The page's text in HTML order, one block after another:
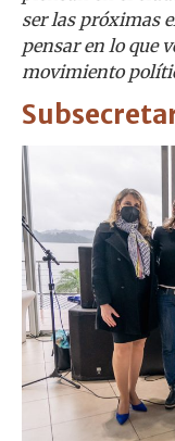
ser las próximas
pensar en lo que
movimiento